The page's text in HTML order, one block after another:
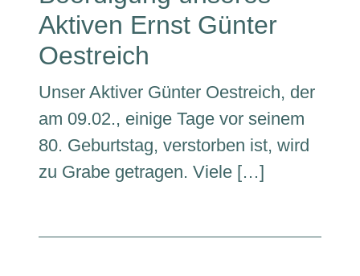
Aktiven Ernst Günter
Oestreich
Unser Aktiver Günter Oestreich, der
am 09.02., einige Tage vor seinem
80. Geburtstag, verstorben ist, wird
zu Grabe getragen. Viele […]